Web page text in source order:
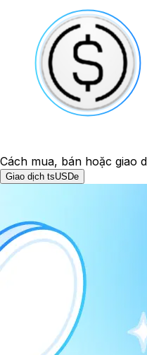
Cách mua, bán hoặc giao
Giao dịch tsUSDe